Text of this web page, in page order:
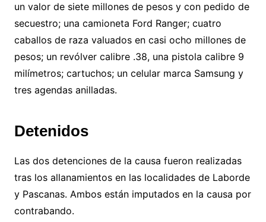
un valor de siete millones de pesos y con pedido de
secuestro; una camioneta Ford Ranger; cuatro
caballos de raza valuados en casi ocho millones de
pesos; un revólver calibre .38, una pistola calibre 9
milímetros; cartuchos; un celular marca Samsung y
tres agendas anilladas.
Detenidos
Las dos detenciones de la causa fueron realizadas
tras los allanamientos en las localidades de Laborde
y Pascanas. Ambos están imputados en la causa por
contrabando.